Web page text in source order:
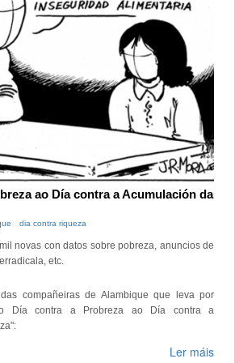
ao Día contra a Acumulación da
dia contra riqueza
novas con datos sobre pobreza, anuncios de
etc.
compañeiras de Alambique que leva por
Día contra a Probreza ao Día contra a
Ler máis